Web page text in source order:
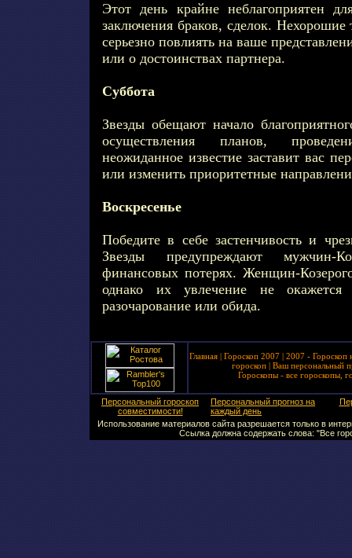
Этот день крайне неблагоприятен
заключения браков, сделок. Нехорошие
серьезно повлиять на ваше
или о достоинствах партнера.
Суббота
Звезды обещают начало
осуществления планов,
неожиданное известие заставит вас
или изменить приоритетные
Воскресенье
Победите в себе застенчивость и
Звезды предупреждают мужчин-
финансовых потерях. Женщин-
однако их увлечение не
разочарование или обида.
Главная | Гороскоп 2007 | 2007 - Гороскоп
гороскоп| Ваш персональный
Гороскопы - все гороскопы,
Персональный гороскоп
совместимости!
Персональный прогноз на
каждый день
Использование материалов сайта разрешается только в
Ссылка должна содержать слова: "Все